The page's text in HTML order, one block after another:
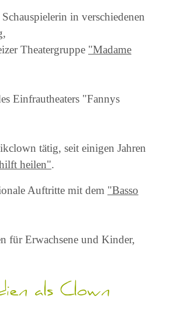
in verschiedenen
Theatergruppe "Madame
Einfrautheaters "Fannys
tätig, seit einigen Jahren
heilen".
Auftritte mit dem "Basso
für Erwachsene und Kinder,
als Clown